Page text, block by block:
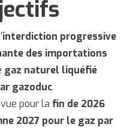
interdiction progressive
des importations
gaz naturel liquéfié
gazoduc.
pour la fin de 2026
2027 pour le gaz par